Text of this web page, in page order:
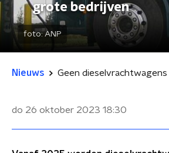
grote bedrijven
foto:ANP
Nieuws
do 26 oktober 2023 18:30